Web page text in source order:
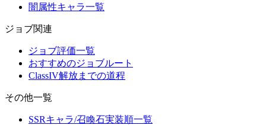
闇属性キャラ一覧
ジョブ関連
ジョブ評価一覧
おすすめのジョブルート
ClassIV解放までの道程
その他一覧
SSRキャラ/召喚石実装順一覧